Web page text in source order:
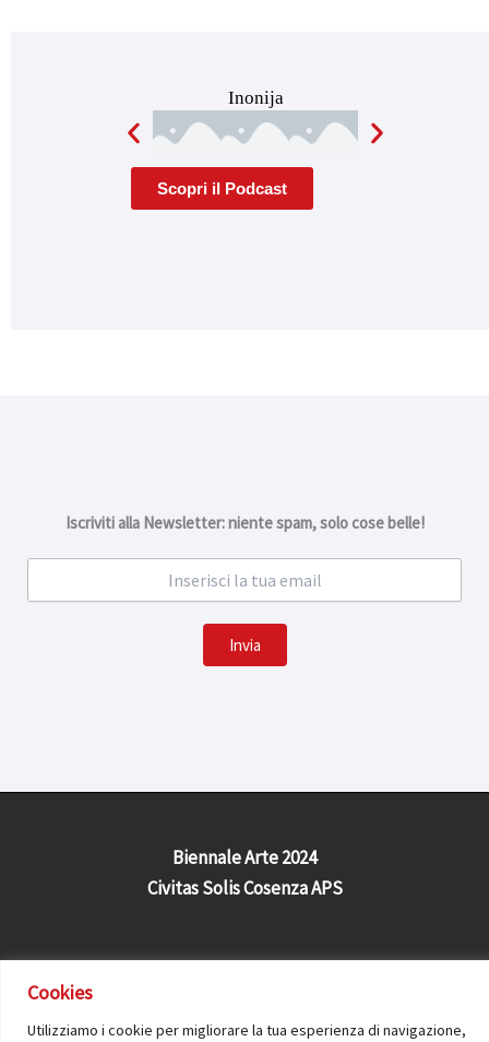
Cookies
Utilizziamo i cookie per migliorare la tua esperienza di navigazione,
Inonija
Scopri il Podcast
Iscriviti alla Newsletter: niente spam, solo cose belle!
Invia
Biennale Arte 2024
Civitas Solis Cosenza APS